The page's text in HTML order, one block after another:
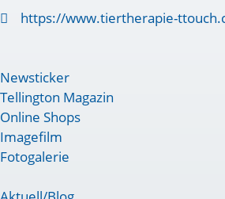
https://www.tiertherapie-
Newsticker
Tellington Magazin
Online Shops
Imagefilm
Fotogalerie